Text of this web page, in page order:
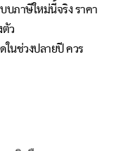
บภาษีใหม่นี้จริง ราคา
ตัว
ในช่วงปลายปี ควร